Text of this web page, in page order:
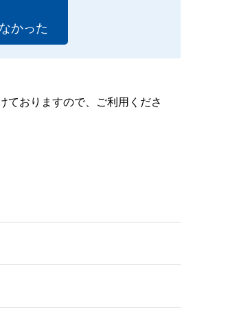
かった
ておりますので、ご利用くださ